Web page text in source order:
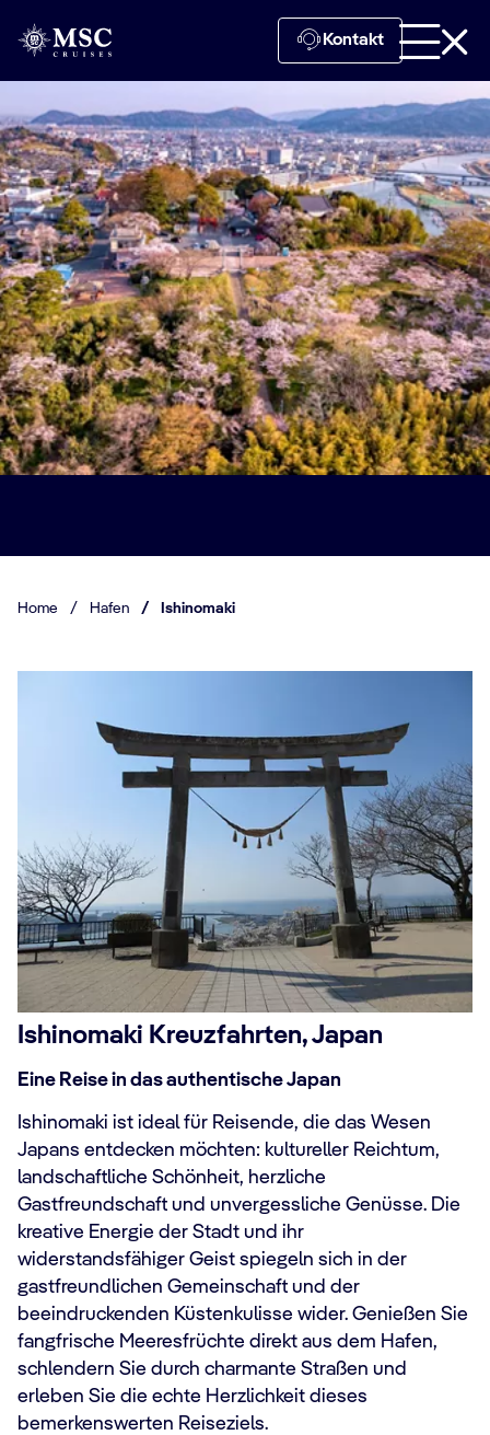
Kontakt
Home / Hafen / Ishinomaki
Ishinomaki Kreuzfahrten, Japan
Eine Reise in das authentische Japan
Ishinomaki ist ideal für Reisende, die das Wesen
Japans entdecken möchten: kultureller Reichtum,
landschaftliche Schönheit, herzliche
Gastfreundschaft und unvergessliche Genüsse. Die
kreative Energie der Stadt und ihr
widerstandsfähiger Geist spiegeln sich in der
gastfreundlichen Gemeinschaft und der
beeindruckenden Küstenkulisse wider. Genießen Sie
fangfrische Meeresfrüchte direkt aus dem Hafen,
schlendern Sie durch charmante Straßen und
erleben Sie die echte Herzlichkeit dieses
bemerkenswerten Reiseziels.